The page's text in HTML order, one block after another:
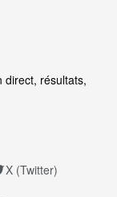
direct, résultats,
X (Twitter)